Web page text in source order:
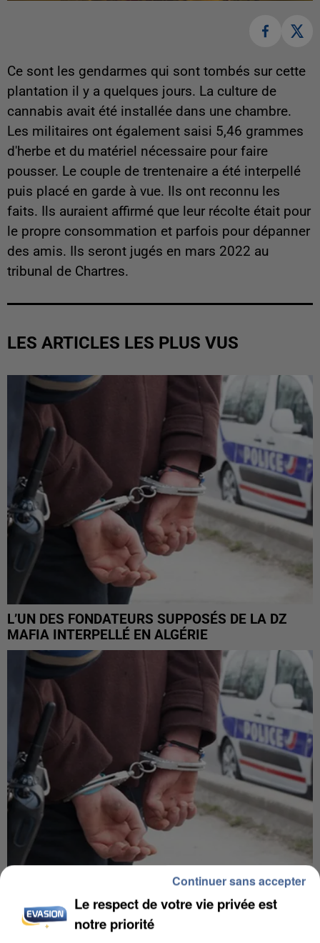
Ce sont les gendarmes qui sont tombés sur cette
plantation il y a quelques jours. La culture de
cannabis avait été installée dans une chambre.
Les militaires ont également saisi 5,46 grammes
d'herbe et du matériel nécessaire pour faire
pousser. Le couple de trentenaire a été interpellé
puis placé en garde à vue. Ils ont reconnu les
faits. Ils auraient affirmé que leur récolte était pour
le propre consommation et parfois pour dépanner
des amis. Ils seront jugés en mars 2022 au
tribunal de Chartres.
LES ARTICLES LES PLUS VUS
L’UN DES FONDATEURS SUPPOSÉS DE LA DZ
MAFIA INTERPELLÉ EN ALGÉRIE
INTERPELLÉ EN ALGÉRIE
Le respect de votre vie privée est
notre priorité
Continuer sans accepter